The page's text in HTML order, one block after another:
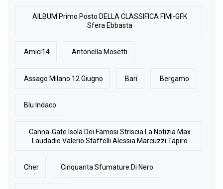
AlLBUM Primo Posto DELLA CLASSIFICA FIMI-GFK
Sfera Ebbasta
Amici14 Antonella Mosetti
Assago Milano 12 Giugno Bari Bergamo
Blu Indaco
Canna-Gate Isola Dei Famosi Striscia La Notizia Max
Laudadio Valerio Staffelli Alessia Marcuzzi Tapiro
Cher Cinquanta Sfumature Di Nero